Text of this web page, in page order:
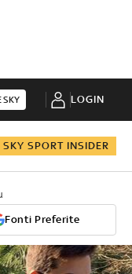
SKY LOGIN
SKY SPORT INSIDER
Fonti Preferite